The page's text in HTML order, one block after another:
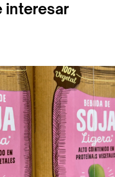
interesar